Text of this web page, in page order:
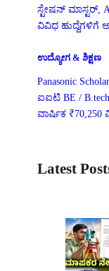
ಸ್ಟೇಷನ್ ಮಾಸ್ಟರ್,
ವಿವಿಧ ಹುದ್ದೆಗಳಿಗೆ
ಉದ್ಯೋಗ & ಶಿಕ್ಷಣ
Panasonic
ಐಐಟಿ BE /
ವಾರ್ಷಿಕ ₹70,250
Latest